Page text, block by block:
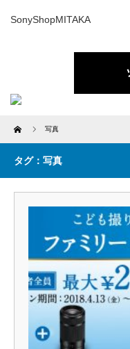
SonyShopMITAKA
Home 写真
タグ：写真